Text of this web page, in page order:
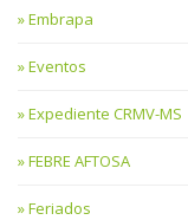
Embrapa
Eventos
Expediente CRMV-MS
FEBRE AFTOSA
Feriados